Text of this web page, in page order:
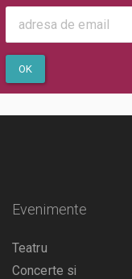
OK
Evenimente
Teatru
Concerte si